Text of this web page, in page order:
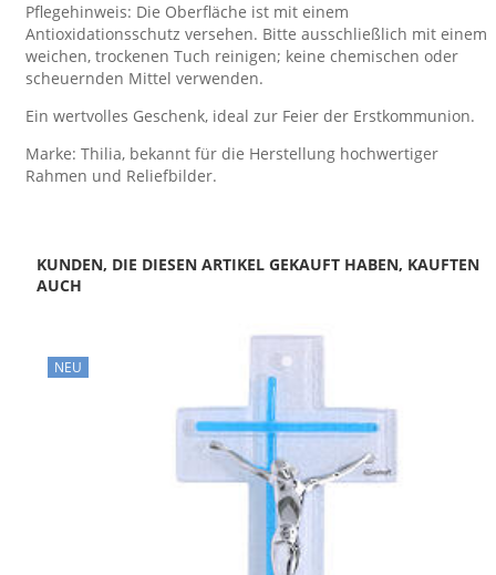
Pflegehinweis: Die Oberfläche ist mit einem
Antioxidationsschutz versehen. Bitte ausschließlich mit einem
weichen, trockenen Tuch reinigen; keine chemischen oder
scheuernden Mittel verwenden.
Ein wertvolles Geschenk, ideal zur Feier der Erstkommunion.
Marke: Thilia, bekannt für die Herstellung hochwertiger
Rahmen und Reliefbilder.
KUNDEN, DIE DIESEN ARTIKEL GEKAUFT HABEN, KAUFTEN
AUCH
NEU